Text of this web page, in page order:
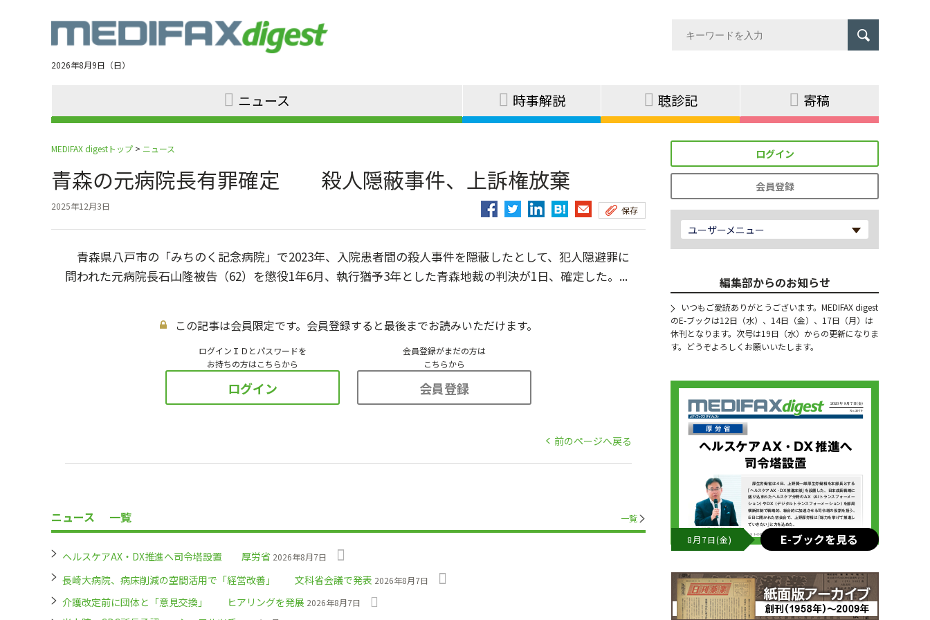
navigation
2026年8月9日（日）
ニュース 時事解説 聴診記 寄稿
MEDIFAX digestトップ > ニュース
青森の元病院長有罪確定 殺人隠蔽事件、上訴権放棄
2025年12月3日 保存
青森県八戸市の「みちのく記念病院」で2023年、入院患者間の殺人事件を隠蔽したとして、犯人隠避罪に
問われた元病院長石山隆被告（62）を懲役1年6月、執行猶予3年とした青森地裁の判決が1日、確定した。...
この記事は会員限定です。会員登録すると最後までお読みいただけます。
ログインＩＤとパスワードを
お持ちの方はこちらから
ログイン
会員登録がまだの方は
こちらから
会員登録
前のページへ戻る
ニュース 一覧 一覧
ヘルスケアAX・DX推進へ司令塔設置 厚労省 2026年8月7日
長崎大病院、病床削減の空間活用で「経営改善」 文科省会議で発表 2026年8月7日
介護改定前に団体と「意見交換」 ヒアリングを発展 2026年8月7日
ログイン
会員登録
ユーザーメニュー
編集部からのお知らせ
いつもご愛読ありがとうございます。MEDIFAX digest
のE-ブックは12日（水）、14日（金）、17日（月）は
休刊となります。次号は19日（水）からの更新になりま
す。どうぞよろしくお願いいたします。
8月7日(金) E-ブックを見る